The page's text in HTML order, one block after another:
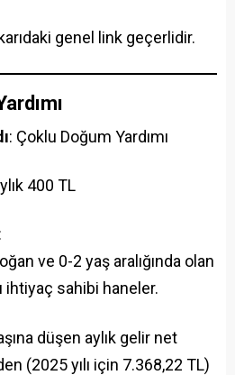
genel link geçerlidir.
: Çoklu Doğum Yardımı
400 TL
:
ve 0-2 yaş aralığında olan
ihtiyaç sahibi haneler.
düşen aylık gelir net
(2025 yılı için 7.368,22 TL)